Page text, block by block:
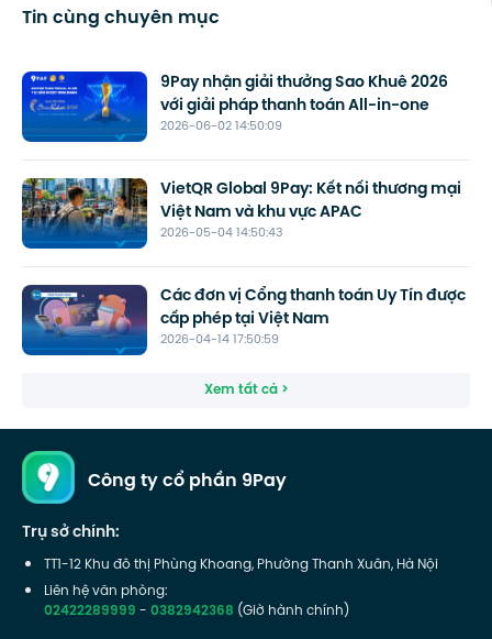
Tin cùng chuyên mục
2026-06-02 14:50:09
9Pay nhận giải thưởng Sao Khuê 2026
với giải pháp thanh toán All-in-one
2026-05-04 14:50:43
VietQR Global 9Pay: Kết nối thương mại
Việt Nam và khu vực APAC
2026-04-14 17:50:59
Các đơn vị Cổng thanh toán Uy Tín được
cấp phép tại Việt Nam
Xem tất cả >
Công ty cổ phần 9Pay
Trụ sở chính:
TT1-12 Khu đô thị Phùng Khoang, Phường Thanh Xuân, Hà Nội
Liên hệ văn phòng:
02422289999-0382942368 (Giờ hành chính)